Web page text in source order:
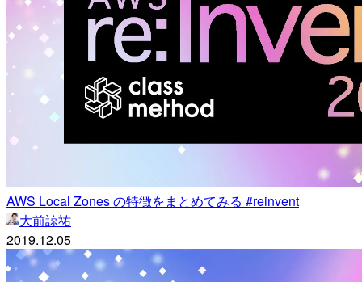
AWS Local Zones の特徴をまとめてみる #reinvent
大前諒祐
2019.12.05